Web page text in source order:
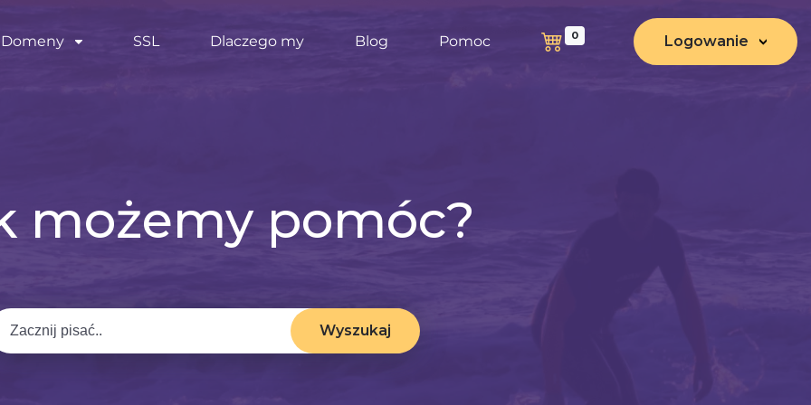
Domeny SSL Dlaczego my Blog Pomoc 0 Logowanie
możemy pomóc?
Wyszukaj